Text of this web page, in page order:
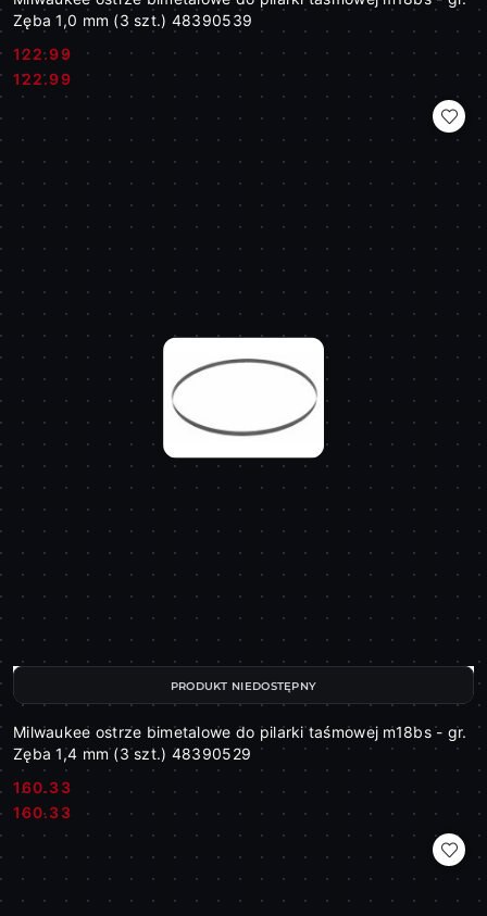
Zęba 1,0 mm (3 szt.) 48390539
Cena:
122.99
Cena:
122.99
Milwaukee ostrze bimetalowe do pilarki taśmowej m18bs - gr.
Zęba 1,4 mm (3 szt.) 48390529
Cena:
160.33
Cena:
160.33
PRODUKT NIEDOSTĘPNY